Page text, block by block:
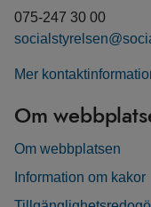
075-247 30 00
Mer
Om
Om webbplatsen
Information om kakor